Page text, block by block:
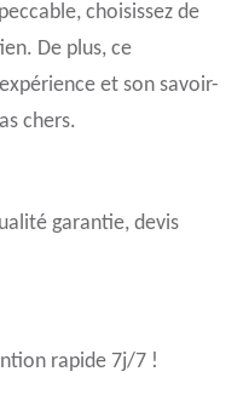
choisissez de
De plus, ce
et son savoir-
chers.
garantie, devis
rapide 7j/7 !